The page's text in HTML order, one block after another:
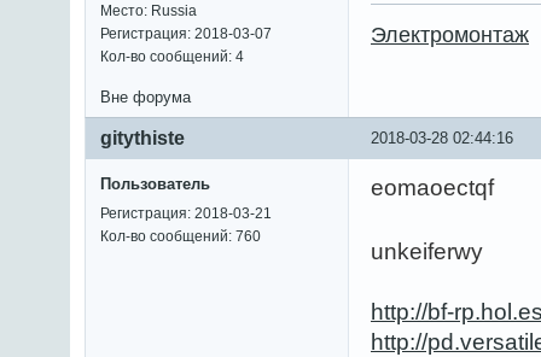
Место: Russia
Регистрация: 2018-03-07
Кол-во сообщений: 4
Электромонтаж
Вне форума
2018-03-28 02:44:16
gitythiste
Пользователь
Регистрация: 2018-03-21
Кол-во сообщений: 760
eomaoectqf
unkeiferwy
http://bf-
http://